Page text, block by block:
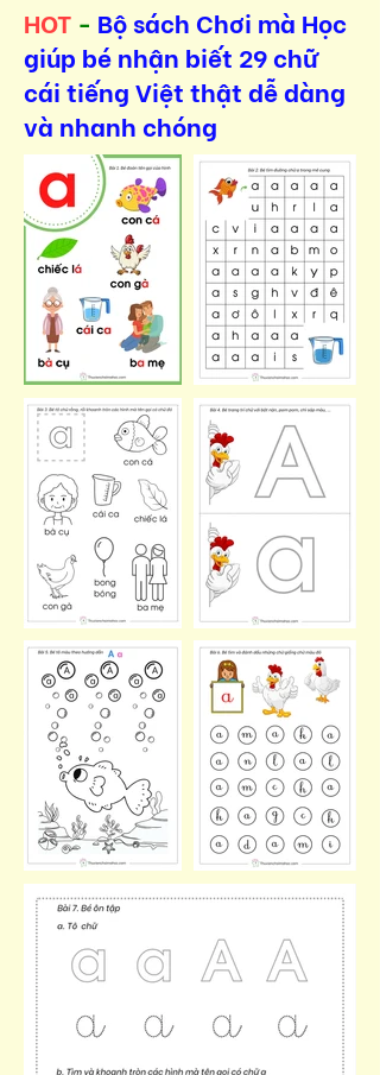
HOT - Bộ sách Chơi mà Học
giúp bé nhận biết 29 chữ
cái tiếng Việt thật dễ dàng
và nhanh chóng